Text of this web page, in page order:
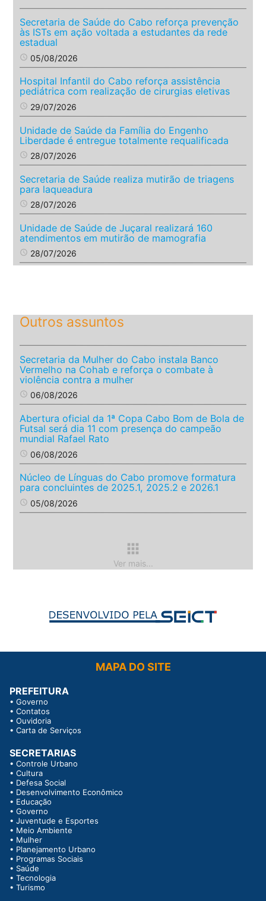
Secretaria de Saúde do Cabo reforça prevenção
às ISTs em ação voltada a estudantes da rede
estadual
access_time 05/08/2026
Hospital Infantil do Cabo reforça assistência
pediátrica com realização de cirurgias eletivas
access_time 29/07/2026
Unidade de Saúde da Família do Engenho
Liberdade é entregue totalmente requalificada
access_time 28/07/2026
Secretaria de Saúde realiza mutirão de triagens
para laqueadura
access_time 28/07/2026
Unidade de Saúde de Juçaral realizará 160
atendimentos em mutirão de mamografia
access_time 28/07/2026
Outros assuntos
Secretaria da Mulher do Cabo instala Banco
Vermelho na Cohab e reforça o combate à
violência contra a mulher
access_time 06/08/2026
Abertura oficial da 1ª Copa Cabo Bom de Bola de
Futsal será dia 11 com presença do campeão
mundial Rafael Rato
access_time 06/08/2026
Núcleo de Línguas do Cabo promove formatura
para concluintes de 2025.1, 2025.2 e 2026.1
access_time 05/08/2026
apps
Ver mais...
MAPA DO SITE
PREFEITURA
• Governo
• Contatos
• Ouvidoria
• Carta de Serviços
SECRETARIAS
• Controle Urbano
• Cultura
• Defesa Social
• Desenvolvimento Econômico
• Educação
• Governo
• Juventude e Esportes
• Meio Ambiente
• Mulher
• Planejamento Urbano
• Programas Sociais
• Saúde
• Tecnologia
• Turismo